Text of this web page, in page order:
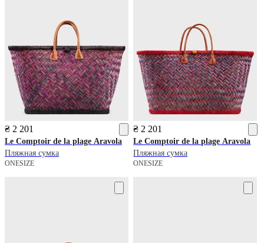
₴ 2 201
Le Comptoir de la plage Aravola
Пляжная сумка
ONESIZE
₴ 2 201
Le Comptoir de la plage Aravola
Пляжная сумка
ONESIZE